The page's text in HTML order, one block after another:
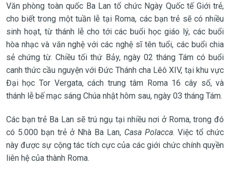
Văn phòng toàn quốc Ba Lan tổ chức Ngày Quốc tế Giới trẻ,
cho biết trong một tuần lễ tại Roma, các bạn trẻ sẽ có nhiều
sinh hoạt, từ thánh lễ cho tới các buổi học giáo lý, các buổi
hòa nhạc và văn nghệ với các nghệ sĩ tên tuổi, các buổi chia
sẻ chứng từ. Chiều tối thứ Bảy, ngày 02 tháng Tám có buổi
canh thức cầu nguyện với Đức Thánh cha Lêô XIV, tại khu vực
Đại học Tor Vergata, cách trung tâm Roma 16 cây số, và
thánh lễ bế mạc sáng Chúa nhật hôm sau, ngày 03 tháng Tám.
Các bạn trẻ Ba Lan sẽ trú ngụ tại nhiều nơi ở Roma, trong đó
có 5.000 bạn trẻ ở Nhà Ba Lan, Casa Polacca. Việc tổ chức
này được sự cộng tác tích cực của các giới chức chính quyền
liên hệ của thành Roma.